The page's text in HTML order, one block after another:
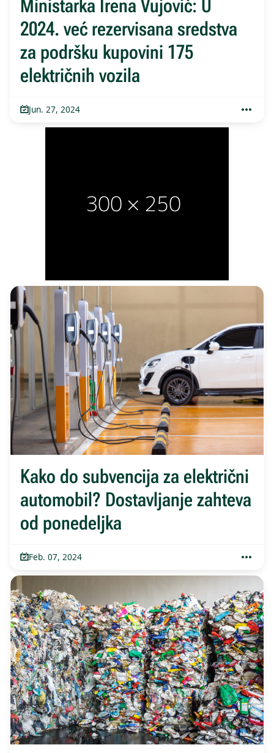
Ministarka Irena Vujović: U
2024. već rezervisana sredstva
za podršku kupovini 175
električnih vozila
Jun. 27, 2024
Kako do subvencija za električni
automobil? Dostavljanje zahteva
od ponedeljka
Feb. 07, 2024